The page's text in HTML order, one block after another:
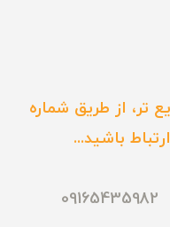
تر، از طریق شماره
باشید...